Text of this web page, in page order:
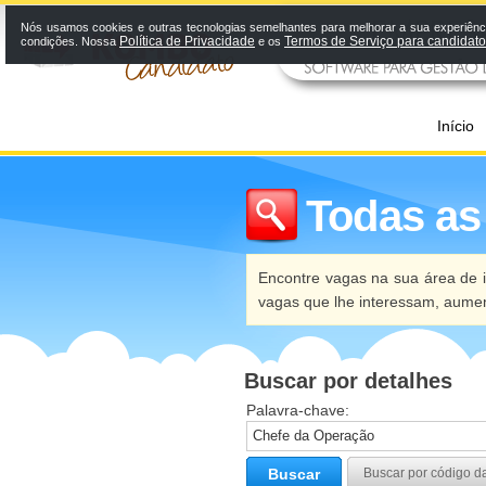
Início
Todas
Encontre vagas na sua área
vagas que lhe interessam,
Buscar por detalhes
Palavra-chave:
Buscar Buscar por código
Nós usamos cookies e outras tecnologias semelhantes para melhorar a sua
condições. Nossa Política de Privacidade e os Termos de Serviço para